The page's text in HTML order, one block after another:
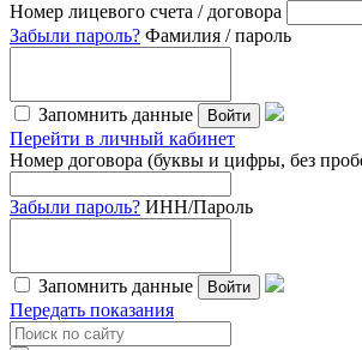
Номер лицевого счета / договора
Забыли пароль? Фамилия / пароль
Запомнить данные Войти
Перейти в личный кабинет
Номер договора (буквы и цифры, без
Забыли пароль? ИНН/Пароль
Запомнить данные Войти
Передать показания